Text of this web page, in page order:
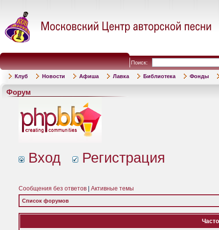
Поиск:
Клуб Новости Афиша Лавка Библиотека Фонды
Форум
Вход Регистрация
Сообщения без ответов Активные темы
Список форумов